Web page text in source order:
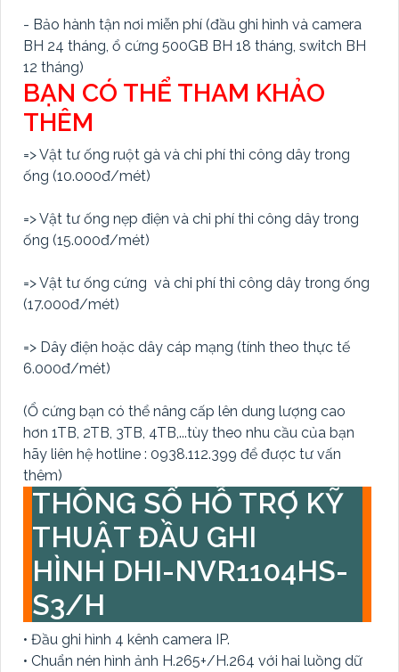
- Bảo hành tận nơi miễn phí (đầu ghi hình và camera
BH 24 tháng, ổ cứng 500GB BH 18 tháng, switch BH
12 tháng)
BẠN CÓ THỂ THAM KHẢO
THÊM
=> Vật tư ống ruột gà và chi phí thi công dây trong
ống (10.000đ/mét)
=> Vật tư ống nẹp điện và chi phí thi công dây trong
ống (15.000đ/mét)
=> Vật tư ống cứng và chi phí thi công dây trong ống
(17.000đ/mét)
=> Dây điện hoặc dây cáp mạng (tính theo thực tế
6.000đ/mét)
(Ổ cứng bạn có thể nâng cấp lên dung lượng cao
hơn 1TB, 2TB, 3TB, 4TB,...tùy theo nhu cầu của bạn
hãy liên hệ hotline : 0938.112.399 để được tư vấn
thêm)
THÔNG SỐ HỖ TRỢ KỸ
THUẬT ĐẦU GHI
HÌNH DHI-NVR1104HS-
S3/H
• Đầu ghi hình 4 kênh camera IP.
• Chuẩn nén hình ảnh H.265+/H.264 với hai luồng dữ